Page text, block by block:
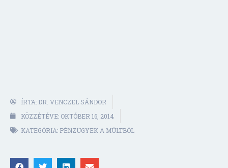
ÍRTA: DR. VENCZEL SÁNDOR
KÖZZÉTÉVE: OKTÓBER 16, 2014
KATEGÓRIA: PÉNZÜGYEK A MÚLTBÓL